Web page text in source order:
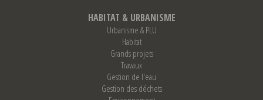
HABITAT & URBANISME
Urbanisme & PLU
Habitat
Grands projets
Travaux
Gestion de l'eau
Gestion des déchets